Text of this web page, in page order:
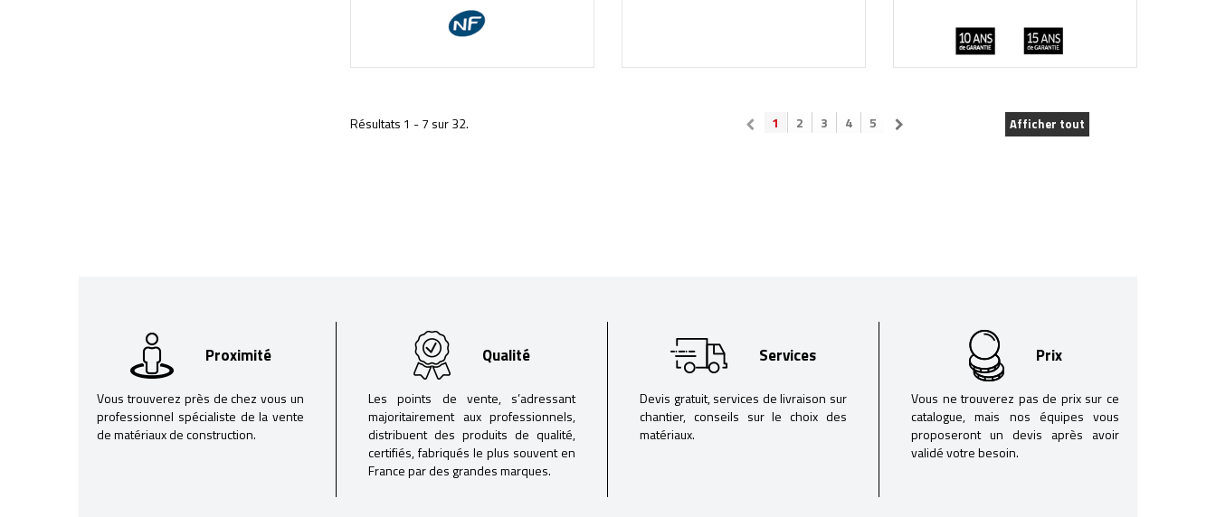
Afficher tout
1 2 3 4 5
Résultats 1 - 7 sur 32.
Proximité
Vous trouverez près de chez vous un
professionnel spécialiste de la vente
de matériaux de construction.
Qualité
Les points de vente, s’adressant
majoritairement aux professionnels,
distribuent des produits de qualité,
certifiés, fabriqués le plus souvent en
France par des grandes marques.
Services
Devis gratuit, services de livraison sur
chantier, conseils sur le choix des
matériaux.
Prix
Vous ne trouverez pas de prix sur ce
catalogue, mais nos équipes vous
proposeront un devis après avoir
validé votre besoin.